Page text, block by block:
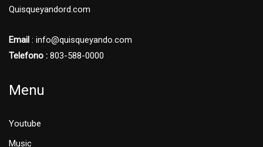
Quisqueyandord.com
Email : info@quisqueyando.com
Telefono : 803-588-0000
Menu
Youtube
Music